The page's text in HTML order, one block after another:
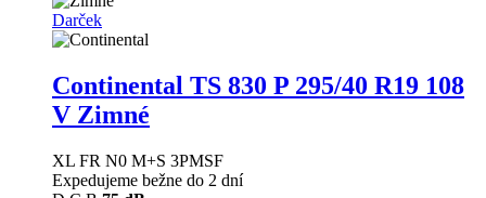
Darček
Continental TS 830 P 295/40 R19 108
V Zimné
XL FR N0 M+S 3PMSF
Expedujeme bežne do 2 dní